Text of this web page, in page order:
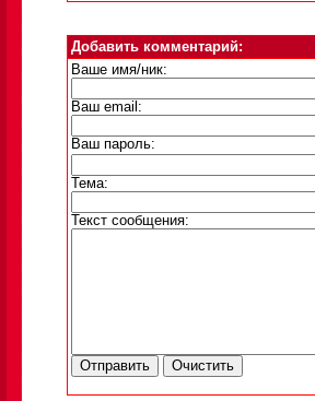
Добавить комментарий:
Ваше имя/ник:
Ваш email:
Ваш пароль:
Тема:
Текст сообщения: